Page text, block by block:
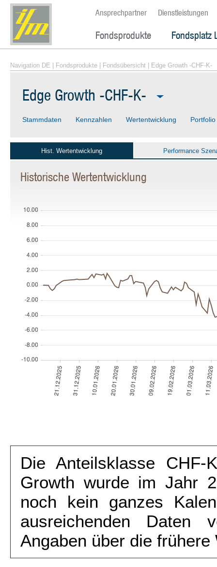
Ansprechpartner Dienstleistungen
Fondsprodukte Fondsplatz
Navigation DE Fondsprodukte Fondsübersicht | Edge Growth -CHF-K-
Edge Growth -CHF-K-
Stammdaten Kennzahlen Wertentwicklung Portfolio
Hist. Wertentwicklung Performance
Historische Wertentwicklung
Die Anteilsklasse
Growth wurde im Jahr
noch kein ganzes
ausreichenden Daten
Angaben über die